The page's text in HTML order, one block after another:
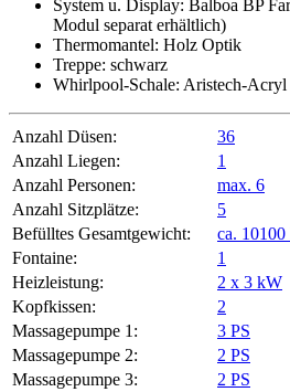
System u. Display: Balboa BP
Modul separat erhältlich)
Thermomantel: Holz Optik
Treppe: schwarz
Whirlpool-Schale: Aristech-
Anzahl Düsen:
36
Anzahl Liegen:
1
Anzahl Personen:
max. 6
Anzahl Sitzplätze:
5
Befülltes Gesamtgewicht:
ca. 10100
Fontaine:
1
Heizleistung:
2 x 3 kW
Kopfkissen:
2
Massagepumpe 1:
3 PS
Massagepumpe 2:
2 PS
Massagepumpe 3:
2 PS